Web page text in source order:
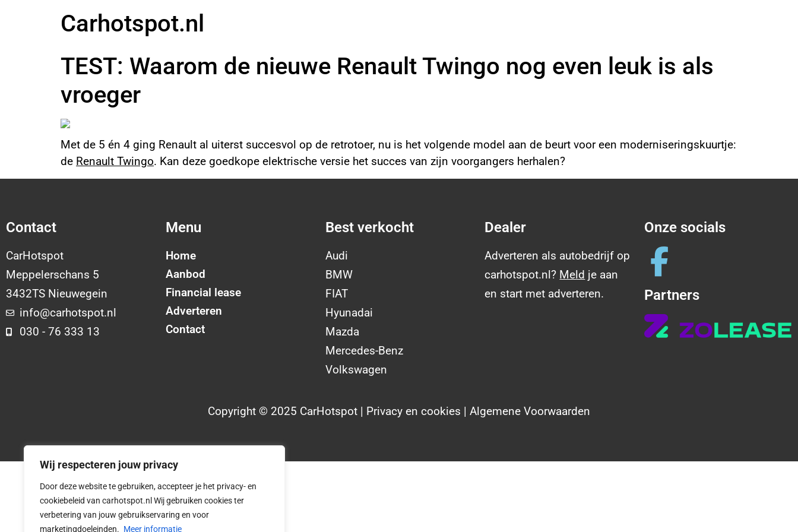
Wij respecteren jouw privacy
Door deze website te gebruiken, accepteer je het privacy- en
cookiebeleid van carhotspot.nl Wij gebruiken cookies ter
verbetering van jouw gebruikservaring en voor
marketingdoeleinden. Meer informatie
Carhotspot.nl
TEST: Waarom de nieuwe Renault Twingo nog even leuk is als
vroeger
Met de 5 én 4 ging Renault al uiterst succesvol op de retrotoer, nu is het volgende model aan de beurt voor een moderniseringskuurtje:
de Renault Twingo. Kan deze goedkope elektrische versie het succes van zijn voorgangers herhalen?
Contact
CarHotspot
Meppelerschans 5
3432TS Nieuwegein
info@carhotspot.nl
030 - 76 333 13
Menu
Home
Aanbod
Financial lease
Adverteren
Contact
Best verkocht
Audi
BMW
FIAT
Hyunadai
Mazda
Mercedes-Benz
Volkswagen
Dealer
Adverteren als autobedrijf op
carhotspot.nl? Meld je aan
en start met adverteren.
Onze socials
Partners
Copyright © 2025 CarHotspot | Privacy en cookies | Algemene Voorwaarden